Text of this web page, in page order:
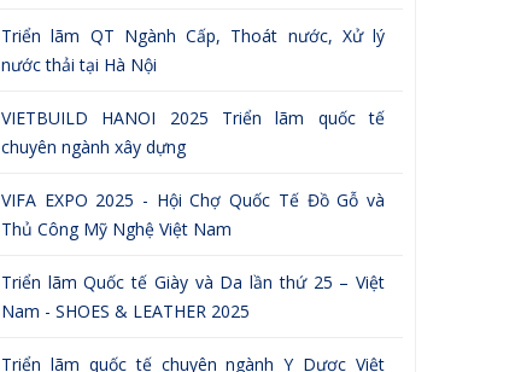
Triển lãm QT Ngành Cấp, Thoát nước, Xử lý
nước thải tại Hà Nội
VIETBUILD HANOI 2025 Triển lãm quốc tế
chuyên ngành xây dựng
VIFA EXPO 2025 - Hội Chợ Quốc Tế Đồ Gỗ và
Thủ Công Mỹ Nghệ Việt Nam
Triển lãm Quốc tế Giày và Da lần thứ 25 – Việt
Nam - SHOES & LEATHER 2025
Triển lãm quốc tế chuyên ngành Y Dược Việt